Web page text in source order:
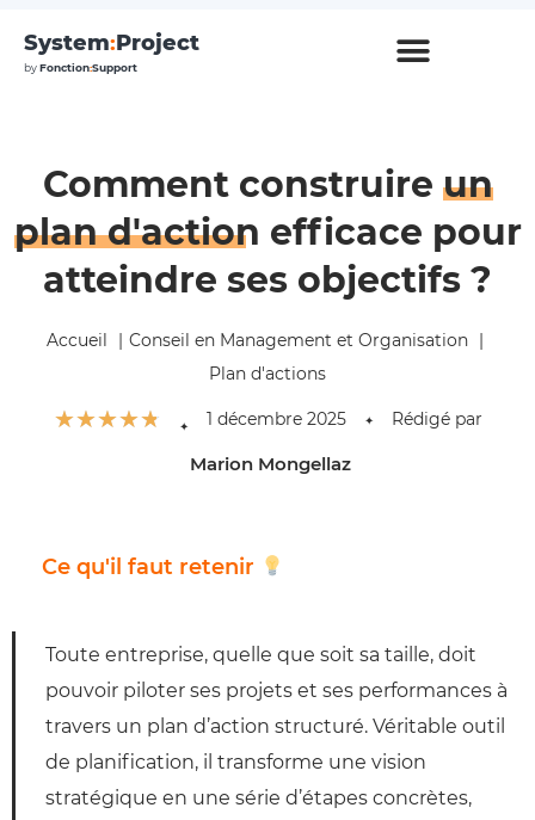
System:Project
byFonction:Support
Comment construire un
plan d'action efficace pour
atteindre ses objectifs ?
Accueil
Conseil en Management et Organisation
Plan d'actions
☆☆☆☆☆ ✦ 1 décembre 2025 ✦ Rédigé par
Marion Mongellaz
Ce qu'il faut retenir
Toute entreprise, quelle que soit sa taille, doit
pouvoir piloter ses projets et ses performances à
travers un plan d’action structuré. Véritable outil
de planification, il transforme une vision
stratégique en une série d’étapes concrètes,